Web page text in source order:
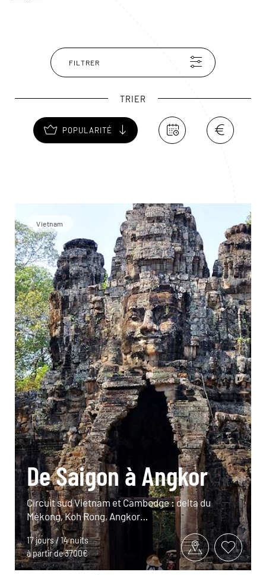
plus accomplie de l'art khmer. Depuis 1993, l’Unesco a
mis en œuvre un vaste programme de sauvegarde de ce
site symbole et de son environnement.
FILTRER
TRIER
POPULARITÉ
Vietnam
De Saigon à Angkor
Circuit sud Vietnam et Cambodge : delta du
Mékong, Koh Rong, Angkor…
17 jours / 14 nuits
à partir de 3700€